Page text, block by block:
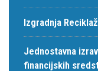
Izgradnja
Jednostavna
financijskih